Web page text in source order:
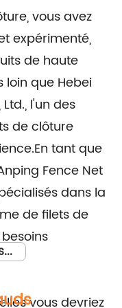
vous avez
expérimenté,
de haute
loin que Hebei
l'un des
de clôture
tant que
Fence Net
dans la
de filets de
vous devriez